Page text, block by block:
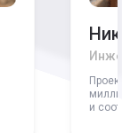
и